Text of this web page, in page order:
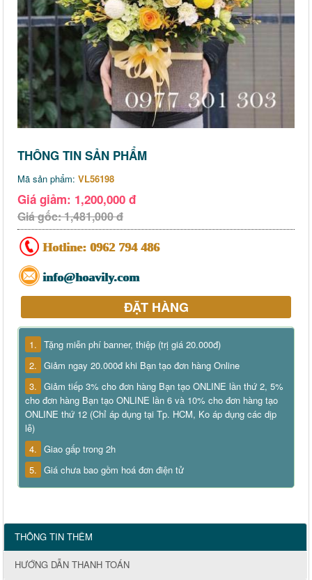
THÔNG TIN SẢN PHẨM
Mã sản phẩm: VL56198
Giá giảm: 1,200,000 đ
Giá gốc: 1,481,000 đ
Hotline: 0962 794 486
info@hoavily.com
ĐẶT HÀNG
1. Tặng miễn phí banner, thiệp (trị giá 20.000đ)
2. Giảm ngay 20.000đ khi Bạn tạo đơn hàng Online
3. Giảm tiếp 3% cho đơn hàng Bạn tạo ONLINE lần thứ 2, 5%
cho đơn hàng Bạn tạo ONLINE lần 6 và 10% cho đơn hàng tạo
ONLINE thứ 12 (Chỉ áp dụng tại Tp. HCM, Ko áp dụng các dịp
lễ)
4. Giao gấp trong 2h
5. Giá chưa bao gồm hoá đơn điện tử
THÔNG TIN THÊM
HƯỚNG DẪN THANH TOÁN